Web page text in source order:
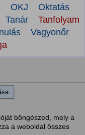
OKJ
Oktatás
Tanár
Tanfolyam
Vagyonőr
böngészed, mely a
a weboldal összes